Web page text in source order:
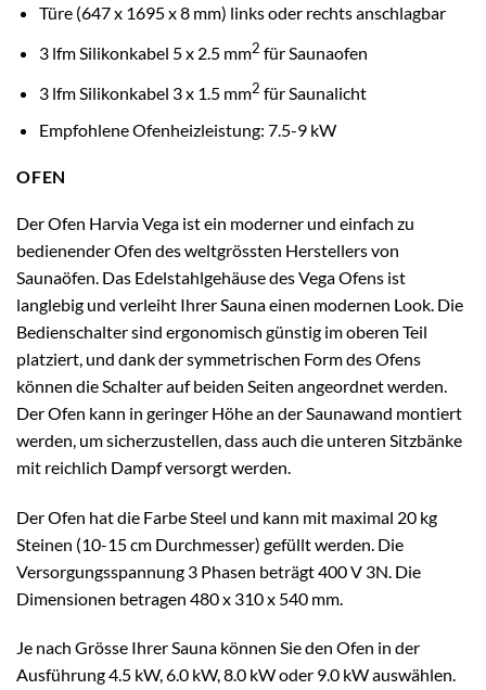
Türe (647 x 1695 x 8 mm) links oder rechts anschlagbar
3 lfm Silikonkabel 5 x 2.5 mm2 für Saunaofen
3 lfm Silikonkabel 3 x 1.5 mm2 für Saunalicht
Empfohlene Ofenheizleistung: 7.5-9 kW
OFEN
Der Ofen Harvia Vega ist ein moderner und einfach zu
bedienender Ofen des weltgrössten Herstellers von
Saunaöfen. Das Edelstahlgehäuse des Vega Ofens ist
langlebig und verleiht Ihrer Sauna einen modernen Look. Die
Bedienschalter sind ergonomisch günstig im oberen Teil
platziert, und dank der symmetrischen Form des Ofens
können die Schalter auf beiden Seiten angeordnet werden.
Der Ofen kann in geringer Höhe an der Saunawand montiert
werden, um sicherzustellen, dass auch die unteren Sitzbänke
mit reichlich Dampf versorgt werden.
Der Ofen hat die Farbe Steel und kann mit maximal 20 kg
Steinen (10-15 cm Durchmesser) gefüllt werden. Die
Versorgungsspannung 3 Phasen beträgt 400 V 3N. Die
Dimensionen betragen 480 x 310 x 540 mm.
Je nach Grösse Ihrer Sauna können Sie den Ofen in der
Ausführung 4.5 kW, 6.0 kW, 8.0 kW oder 9.0 kW auswählen.